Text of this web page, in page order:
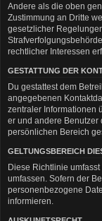
Andere als die oben
Zustimmung an Dritte
gesetzlicher
rechtlicher Interessen
GESTATTUNG DER
Du gestattest dem
angegebenen
zentraler Informationen
er und andere Benutzer
persönlichen Bereich
GELTUNGSBEREICH
Diese Richtlinie
umfassen. Sofern der
personenbezogene
informieren.